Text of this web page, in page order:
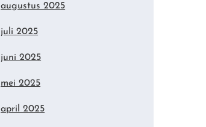
augustus 2025
juli 2025
juni 2025
mei 2025
april 2025